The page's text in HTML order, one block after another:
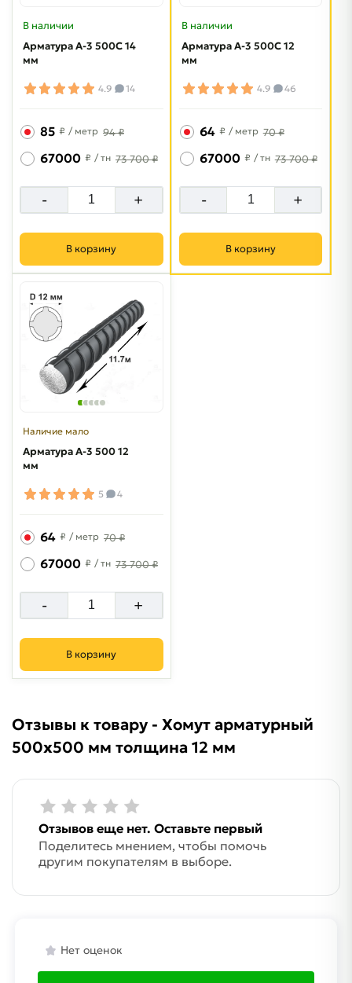
В наличии
Арматура A-3 500C 14
мм
4.9 14
85 ₽ / метр 94 ₽
67000 ₽ / тн 73 700 ₽
- +
В корзину
В наличии
Арматура A-3 500C 12
мм
4.9 46
64 ₽ / метр 70 ₽
67000 ₽ / тн 73 700 ₽
- +
В корзину
Наличие мало
Арматура A-3 500 12
мм
5 4
64 ₽ / метр 70 ₽
67000 ₽ / тн 73 700 ₽
- +
В корзину
Отзывы к товару - Хомут арматурный
500х500 мм толщина 12 мм
Отзывов еще нет. Оставьте первый
Поделитесь мнением, чтобы помочь
другим покупателям в выборе.
Нет оценок